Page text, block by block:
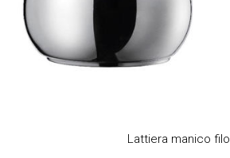
Lattiera manico filo